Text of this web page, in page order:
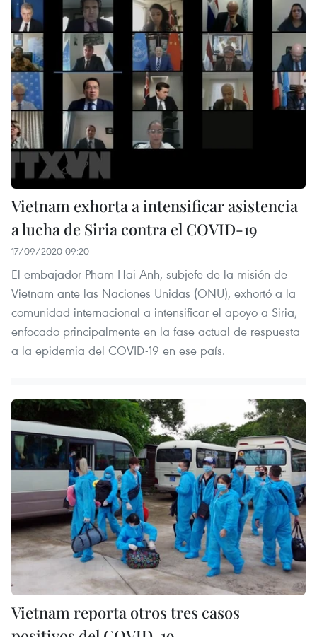
Vietnam exhorta a intensificar asistencia
a lucha de Siria contra el COVID-19
17/09/2020 09:20
El embajador Pham Hai Anh, subjefe de la misión de
Vietnam ante las Naciones Unidas (ONU), exhortó a la
comunidad internacional a intensificar el apoyo a Siria,
enfocado principalmente en la fase actual de respuesta
a la epidemia del COVID-19 en ese país.
Vietnam reporta otros tres casos